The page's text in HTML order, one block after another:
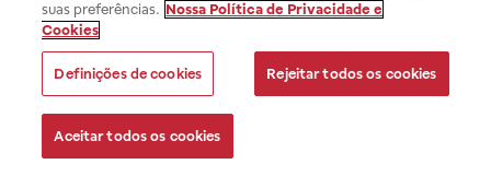
suas preferências. Nossa Política de Privacidade e
Cookies
Definições de cookies Rejeitar todos os cookies
Aceitar todos os cookies